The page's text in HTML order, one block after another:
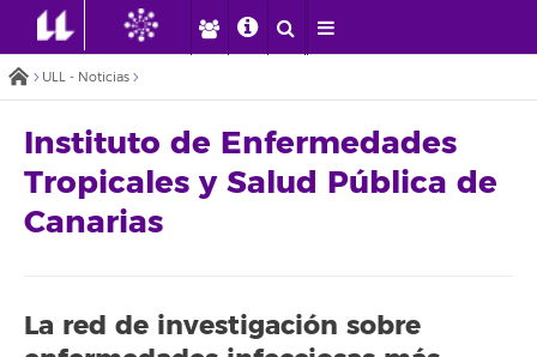
ULL - Noticias
Instituto de Enfermedades
Tropicales y Salud Pública de
Canarias
La red de investigación sobre